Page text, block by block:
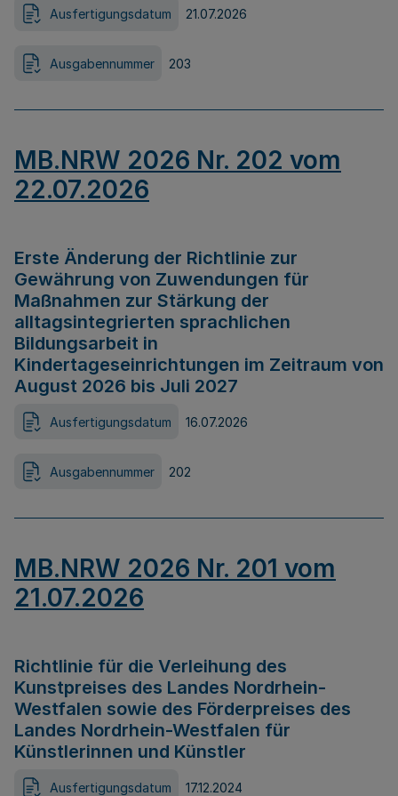
Ausfertigungsdatum 21.07.2026
Ausgabennummer 203
MB.NRW 2026 Nr. 202 vom
22.07.2026
Erste Änderung der Richtlinie zur
Gewährung von Zuwendungen für
Maßnahmen zur Stärkung der
alltagsintegrierten sprachlichen
Bildungsarbeit in
Kindertageseinrichtungen im Zeitraum von
August 2026 bis Juli 2027
Ausfertigungsdatum 16.07.2026
Ausgabennummer 202
MB.NRW 2026 Nr. 201 vom
21.07.2026
Richtlinie für die Verleihung des
Kunstpreises des Landes Nordrhein-
Westfalen sowie des Förderpreises des
Landes Nordrhein-Westfalen für
Künstlerinnen und Künstler
Ausfertigungsdatum 17.12.2024